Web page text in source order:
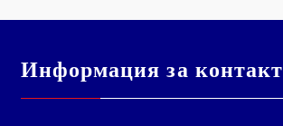
Информация за контакт